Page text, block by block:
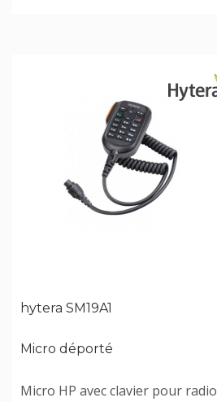
hytera SM19A1
Micro déporté
Micro HP avec clavier pour radio